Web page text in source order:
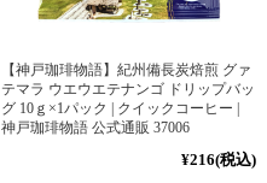
【神戸珈琲物語】紀州備長炭焙煎 グァ
テマラ ウエウエテナンゴ ドリップバッ
グ 10ｇ×1パック | クイックコーヒー |
神戸珈琲物語 公式通販 37006
¥216(税込)